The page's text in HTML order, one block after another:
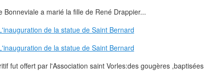
Bonneviale a marié la fille de René Drappier...
fut offert par l'Association saint Vorles:des gougères ,baptisées